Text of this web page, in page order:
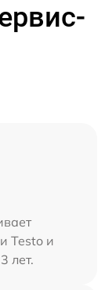
Testo и
лет.